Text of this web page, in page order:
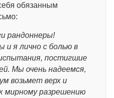
обязанным
рандоннеры!
и я лично с болью в
постигшие
Мы очень надеемся,
возьмет верх и
мирному разрешению